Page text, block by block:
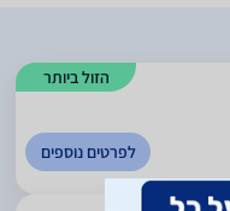
הזול ביותר
לפרטים נוספים